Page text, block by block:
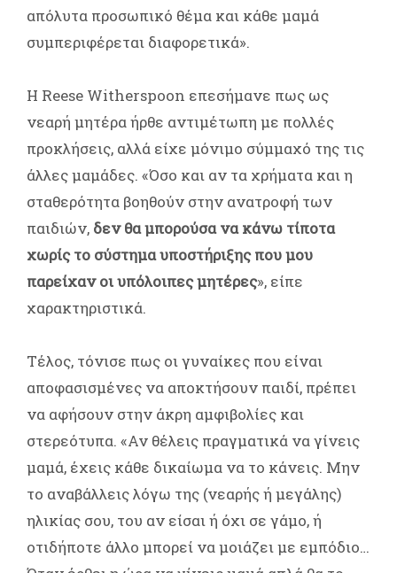
απόλυτα προσωπικό θέμα και κάθε μαμά
συμπεριφέρεται διαφορετικά».
Η Reese Witherspoon επεσήμανε πως ως
νεαρή μητέρα ήρθε αντιμέτωπη με πολλές
προκλήσεις, αλλά είχε μόνιμο σύμμαχό της τις
άλλες μαμάδες. «Όσο και αν τα χρήματα και η
σταθερότητα βοηθούν στην ανατροφή των
παιδιών, δεν θα μπορούσα να κάνω τίποτα
χωρίς το σύστημα υποστήριξης που μου
παρείχαν οι υπόλοιπες μητέρες», είπε
χαρακτηριστικά.
Τέλος, τόνισε πως οι γυναίκες που είναι
αποφασισμένες να αποκτήσουν παιδί, πρέπει
να αφήσουν στην άκρη αμφιβολίες και
στερεότυπα. «Αν θέλεις πραγματικά να γίνεις
μαμά, έχεις κάθε δικαίωμα να το κάνεις. Μην
το αναβάλλεις λόγω της (νεαρής ή μεγάλης)
ηλικίας σου, του αν είσαι ή όχι σε γάμο, ή
οτιδήποτε άλλο μπορεί να μοιάζει με εμπόδιο…